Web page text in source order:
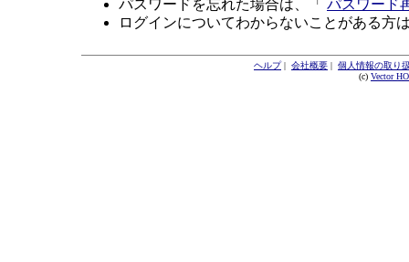
パスワードを忘れた場合は、「 パスワード
ログインについてわからないことがある方
ヘルプ| 会社概要 | 個人情報の取り
(c) Vector